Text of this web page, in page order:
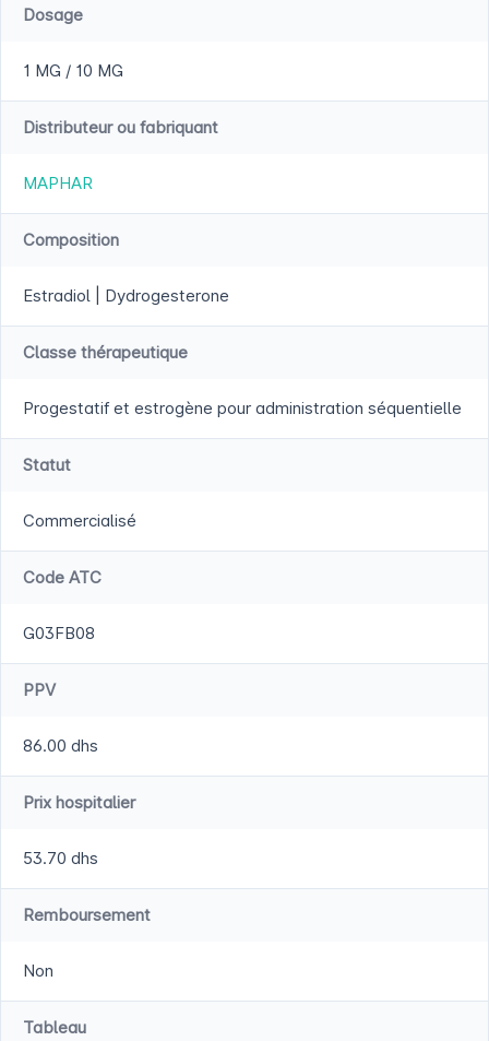
Dosage
1 MG / 10 MG
Distributeur ou fabriquant
MAPHAR
Composition
Estradiol | Dydrogesterone
Classe thérapeutique
Progestatif et estrogène pour administration séquentielle
Statut
Commercialisé
Code ATC
G03FB08
PPV
86.00 dhs
Prix hospitalier
53.70 dhs
Remboursement
Non
Tableau